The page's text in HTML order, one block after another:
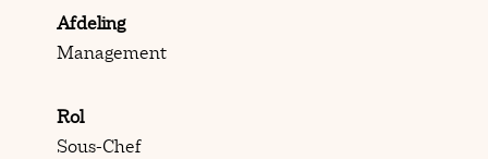
Afdeling
Management
Rol
Sous-Chef